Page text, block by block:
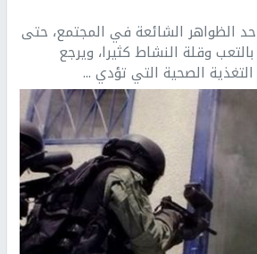
الظواهر الشائعة في المجتمع، حتى
وقلة النشاط كثيرا، ويرجع
الصحية التي تؤدي ...